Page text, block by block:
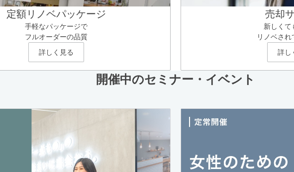
定額リノベパッケージ
手軽なパッケージで
フルオーダーの品質
詳しく見る
売却
新しくて
リノベされ
詳し
開催中のセミナー・イベント